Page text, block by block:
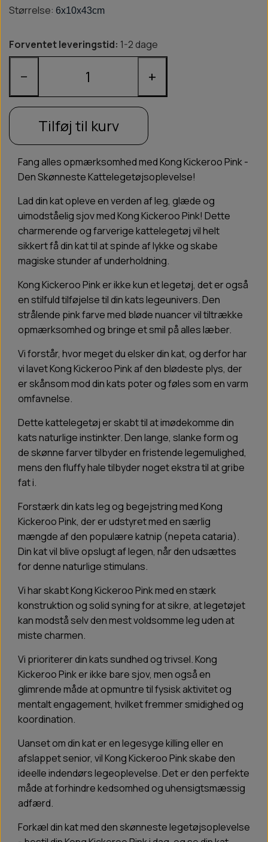
Størrelse: 6x10x43cm
Forventet leveringstid: 1-2 dage
− +
Tilføj til kurv
Fang alles opmærksomhed med Kong Kickeroo Pink -
Den Skønneste Kattelegetøjsoplevelse!
Lad din kat opleve en verden af leg, glæde og
uimodståelig sjov med Kong Kickeroo Pink! Dette
charmerende og farverige kattelegetøj vil helt
sikkert få din kat til at spinde af lykke og skabe
magiske stunder af underholdning.
Kong Kickeroo Pink er ikke kun et legetøj, det er også
en stilfuld tilføjelse til din kats legeunivers. Den
strålende pink farve med bløde nuancer vil tiltrække
opmærksomhed og bringe et smil på alles læber.
Vi forstår, hvor meget du elsker din kat, og derfor har
vi lavet Kong Kickeroo Pink af den blødeste plys, der
er skånsom mod din kats poter og føles som en varm
omfavnelse.
Dette kattelegetøj er skabt til at imødekomme din
kats naturlige instinkter. Den lange, slanke form og
de skønne farver tilbyder en fristende legemulighed,
mens den fluffy hale tilbyder noget ekstra til at gribe
fat i.
Forstærk din kats leg og begejstring med Kong
Kickeroo Pink, der er udstyret med en særlig
mængde af den populære katnip (nepeta cataria).
Din kat vil blive opslugt af legen, når den udsættes
for denne naturlige stimulans.
Vi har skabt Kong Kickeroo Pink med en stærk
konstruktion og solid syning for at sikre, at legetøjet
kan modstå selv den mest voldsomme leg uden at
miste charmen.
Vi prioriterer din kats sundhed og trivsel. Kong
Kickeroo Pink er ikke bare sjov, men også en
glimrende måde at opmuntre til fysisk aktivitet og
mentalt engagement, hvilket fremmer smidighed og
koordination.
Uanset om din kat er en legesyge killing eller en
afslappet senior, vil Kong Kickeroo Pink skabe den
ideelle indendørs legeoplevelse. Det er den perfekte
måde at forhindre kedsomhed og uhensigtsmæssig
adfærd.
Forkæl din kat med den skønneste legetøjsoplevelse